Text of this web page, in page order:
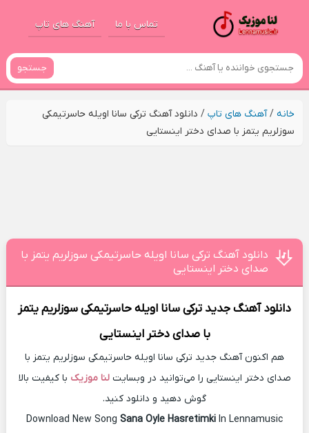
تماس با ما آهنگ های تاپ
جستجو
خانه/آهنگ های تاپ/ دانلود آهنگ ترکی سانا اویله حاسرتیمکی
سوزلریم یتمز با صدای دختر اینستایی
دانلود آهنگ ترکی سانا اویله حاسرتیمکی سوزلریم یتمز با
صدای دختر اینستایی
دانلود آهنگ جدید ترکی سانا اویله حاسرتیمکی سوزلریم یتمز
با صدای دختر اینستایی
هم اکنون آهنگ جدید ترکی سانا اویله حاسرتیمکی سوزلریم یتمز با
صدای دختر اینستایی را می‌توانید در وبسایتلنا موزیک با کیفیت بالا
گوش دهید و دانلود کنید.
Download New Song Sana Oyle Hasretimki In Lennamusic